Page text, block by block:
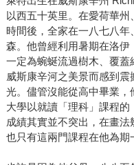
以西五十英里。在愛荷華
時間後，全家在一八七八年
森。他曾經利用暑期在洛
一定為蜿蜒流過樹木、覆
威斯康辛河之美景而感到
光。儘管沒能從高中畢業
大學以就讀「理科」課程
成績其實並不突出，在畫法
也只有這兩門課程在他為期